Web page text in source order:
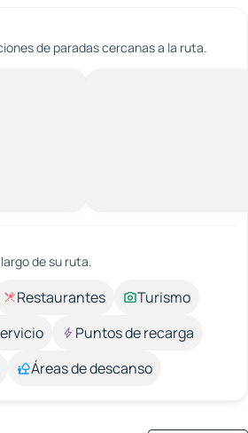
de paradas cercanas a la ruta.
de su ruta.
Restaurantes
Turismo
Puntos de recarga
Áreas de descanso